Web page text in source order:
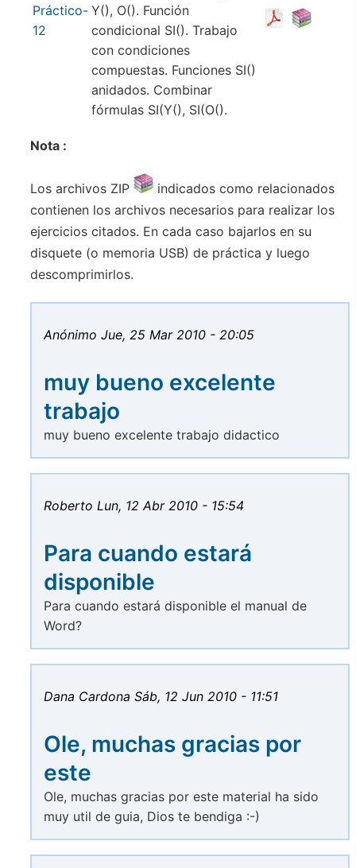
Práctico-
12
Y(), O(). Función
condicional SI(). Trabajo
con condiciones
compuestas. Funciones SI()
anidados. Combinar
fórmulas SI(Y(), SI(O().
Nota :
Los archivos ZIP
indicados como relacionados
contienen los archivos necesarios para realizar los
ejercicios citados. En cada caso bajarlos en su
disquete (o memoria USB) de práctica y luego
descomprimirlos.
Anónimo Jue, 25 Mar 2010 - 20:05
muy bueno excelente
trabajo
muy bueno excelente trabajo didactico
Roberto Lun, 12 Abr 2010 - 15:54
Para cuando estará
disponible
Para cuando estará disponible el manual de
Word?
Dana Cardona Sáb, 12 Jun 2010 - 11:51
Ole, muchas gracias por
este
Ole, muchas gracias por este material ha sido
muy util de guia, Dios te bendiga :-)